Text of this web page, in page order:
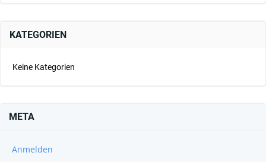
KATEGORIEN
Keine Kategorien
META
Anmelden